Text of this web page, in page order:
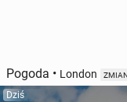
Pogoda • London
Dziś